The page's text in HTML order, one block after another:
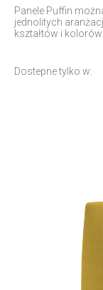
Panele Puffin
jednolitych
kształtów i
Dostepne tylko w: